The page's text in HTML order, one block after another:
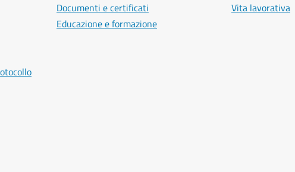
Documenti e certificati
Educazione e formazione
Vita lavorativa